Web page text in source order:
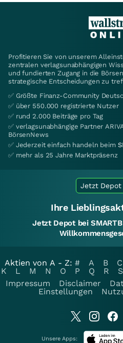
Profitieren Sie von unserem
zentralen verlagsunabhängigen
und fundierten Zugang in die
strategische Entscheidungen zu
✅ Größte Finanz-Community
✅ über 550.000 registrierte Nutzer
✅ rund 2.000 Beiträge pro Tag
✅ verlagsunabhängige Partner
BörsenNews
✅ Jederzeit einfach handeln beim
✅ mehr als 25 Jahre Marktpräsenz
Jetzt Depot
Ihre
Jetzt Depot bei
Aktien von A - Z: # A B C
K
L M N O P Q R S
Impressum
Disclaimer
Einstellungen
Unsere Apps: